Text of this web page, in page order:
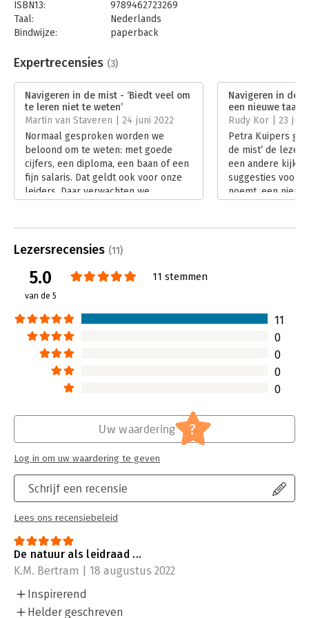
ISBN13:
9789462723269
Taal:
Nederlands
Bindwijze:
paperback
Uitgever:
Uitgeverij Thema
Verschijningsdatum:
25-5-2022
Hoofdrubriek: Leiderschap
Expertrecensies (3)
Navigeren in de mist - ‘Biedt veel om
te leren niet te weten’
Martin van Staveren | 24 juni 2022
Normaal gesproken worden we
beloond om te weten: met goede
cijfers, een diploma, een baan of een
fijn salaris. Dat geldt ook voor onze
leiders. Daar verwachten we
wat als er weinig te weten valt? Dat
Lees verder
Navigeren in de
een nieuwe taal’
Rudy Kor | 23 juni
Petra Kuipers
de mist’ de lezer
een andere kijk
suggesties voor,
noemt, een
Lees verder
Lezersrecensies (11)
5.0
van de 5
11 stemmen
11
0
0
0
0
Schrijf een recensie
Lees ons recensiebeleid
Uw waardering ?
Log in om uw waardering te geven
De natuur als leidraad ...
K.M. Bertram | 18 augustus 2022
Inspirerend
Helder geschreven